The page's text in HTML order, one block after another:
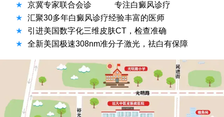
★ 京冀专家联合会诊
专注白癜风诊疗
★
汇聚30多年白癜风诊疗经验丰富的医师
★
引进美国数字化三维皮肤CT，检查准确
★
全新美国极速308nm准分子激光，祛白有保障